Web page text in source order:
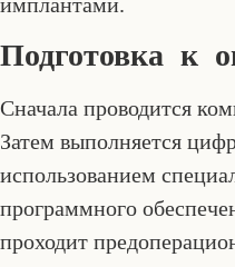
Подготовка к
Сначала проводится
Затем выполняется
использованием
программного
проходит